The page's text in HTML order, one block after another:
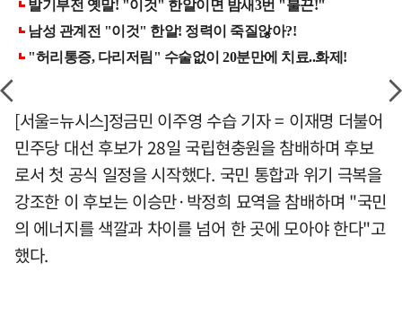
[서울=뉴시스]정금민 이주영 수습 기자 = 이재명 더불어
민주당 대선 후보가 28일 국립현충원을 참배하며 후보
로서 첫 공식 일정을 시작했다. 국민 통합과 위기 극복을
강조한 이 후보는 이승만·박정희 묘역을 참배하며 "국민
의 에너지를 색깔과 차이를 넘어 한 곳에 모아야 한다"고
했다.